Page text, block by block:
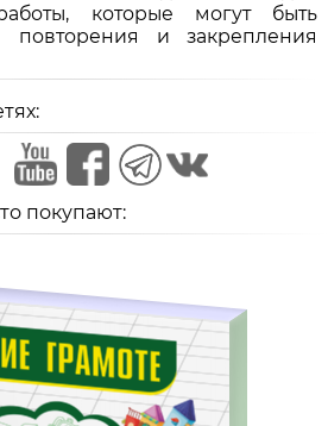
которые могут быть
повторения и закрепления
покупают: